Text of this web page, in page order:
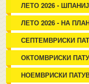
ЛЕТО 2026 -
ЛЕТО 2026 - НА
СЕПТЕМВРИСКИ
ОКТОМВРИСКИ
НОЕМВРИСКИ